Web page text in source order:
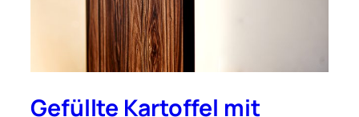
Gefüllte Kartoffel mit